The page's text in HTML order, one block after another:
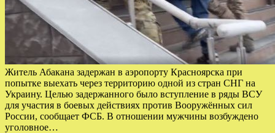
Житель Абакана задержан в аэропорту Красноярска при
попытке выехать через территорию одной из стран СНГ на
Украину. Целью задержанного было вступление в ряды ВСУ
для участия в боевых действиях против Вооружённых сил
России, сообщает ФСБ. В отношении мужчины возбуждено
уголовное…